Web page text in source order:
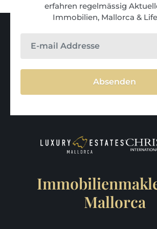
erfahren regelmässig
Immobilien, Mallorca &
Absenden
Mallorca